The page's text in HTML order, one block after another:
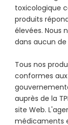
toxicologique
produits
élevées. Nous
dans aucun
Tous nos
conformes
auprès de la
site Web.
médicaments